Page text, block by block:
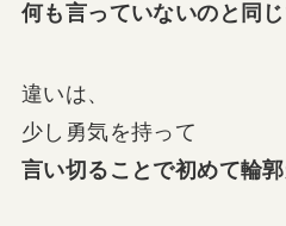
何も言っていないのと同じ
違いは、
少し勇気を持って
言い切ることで初めて輪郭